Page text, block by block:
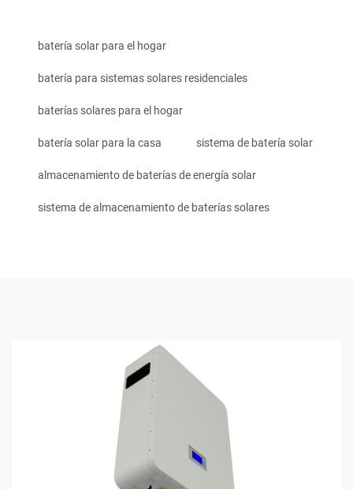
batería solar para el hogar
batería para sistemas solares residenciales
baterías solares para el hogar
batería solar para la casa sistema de batería solar
almacenamiento de baterías de energía solar
sistema de almacenamiento de baterías solares